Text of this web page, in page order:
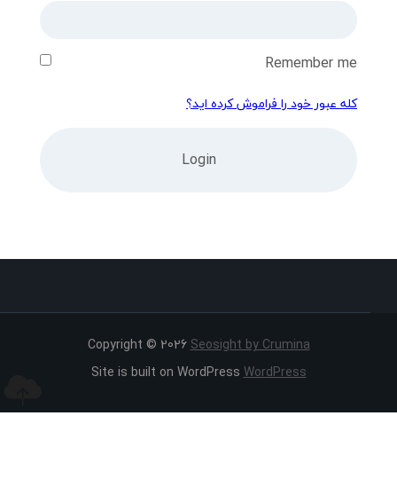
Remember me
کله عبور خود را فراموش کرده اید؟
Copyright © 2026Seosight by Crumina
Site is built on WordPressWordPress